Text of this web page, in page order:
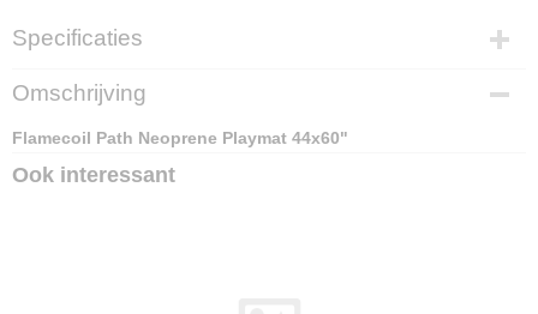
Specificaties
EAN code
8435646537085
Omschrijving
Flamecoil Path Neoprene Playmat 44x60"
Ook interessant